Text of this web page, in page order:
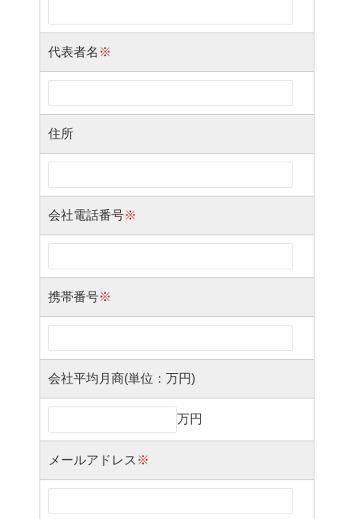
代表者名 ※
住所
会社電話番号※
携帯番号※
会社平均月商(単位：万円)
万円
メールアドレス ※